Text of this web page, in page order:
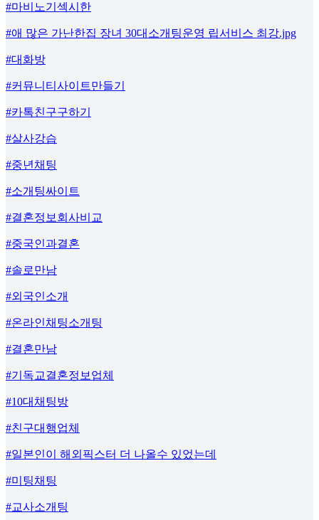
#마비노기섹시한
#애 많은 가난한집 장녀 30대소개팅운영 립서비스 최강.jpg
#대화방
#커뮤니티사이트만들기
#카톡친구구하기
#살사강습
#중년채팅
#소개팅싸이트
#결혼정보회사비교
#중국인과결혼
#솔로만남
#외국인소개
#온라인채팅소개팅
#결혼만남
#기독교결혼정보업체
#10대채팅방
#친구대행업체
#일본인이 해외픽스터 더 나올수 있었는데
#미팅채팅
#교사소개팅